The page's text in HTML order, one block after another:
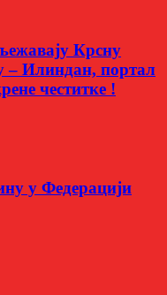
Крсну
– Илиндан, портал
честитке !
у Федерацији